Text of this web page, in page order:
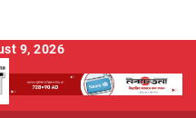
9, 2026